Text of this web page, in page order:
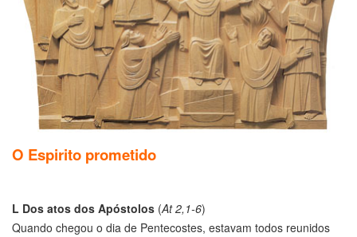
O Espirito prometido
L Dos atos dos Apóstolos (At 2,1-6)
Quando chegou o dia de Pentecostes, estavam todos reunidos